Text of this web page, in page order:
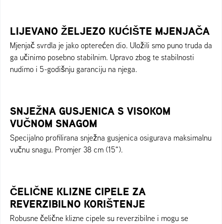
LIJEVANO ŽELJEZO KUĆIŠTE MJENJAČA
Mjenjač svrdla je jako opterećen dio. Uložili smo puno truda da
ga učinimo posebno stabilnim. Upravo zbog te stabilnosti
nudimo i 5-godišnju garanciju na njega.
SNJEŽNA GUSJENICA S VISOKOM
VUČNOM SNAGOM
Specijalno profilirana snježna gusjenica osigurava maksimalnu
vučnu snagu. Promjer 38 cm (15").
ČELIČNE KLIZNE CIPELE ZA
REVERZIBILNO KORIŠTENJE
Robusne čelične klizne cipele su reverzibilne i mogu se